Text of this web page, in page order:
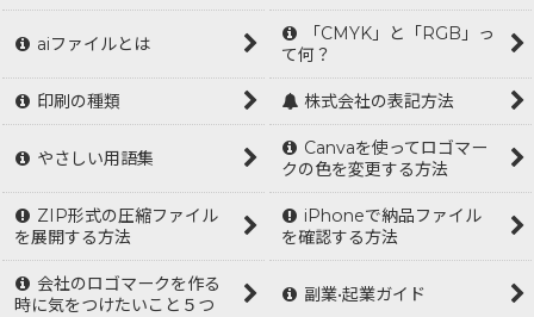
aiファイルとは
「CMYK」と「RGB」っ
て何？
印刷の種類 株式会社の表記方法
やさしい用語集
Canvaを使ってロゴマー
クの色を変更する方法
ZIP形式の圧縮ファイル
を展開する方法
iPhoneで納品ファイル
を確認する方法
会社のロゴマークを作る
時に気をつけたいこと５つ
副業•起業ガイド